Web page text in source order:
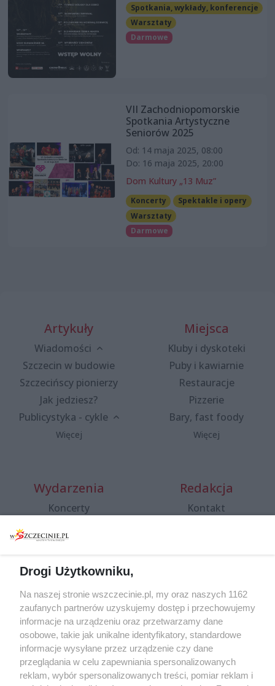
Spotkania, wykłady, konferencje
Warsztaty
Darmowe
VII Zachodniopomorskie
Spotkania Artystyczne
Seniorów 2025
Od: 14 maja 2025, 08:00
Do: 16 maja 2025, 20:00
Dom Kultury „13 Muz”
Koncerty
Spektakle i opery
Warsztaty
Darmowe
Artykuły
Wiadomości
Szczecin w budowie
Szczecińscy pionierzy
Jak jedziesz?
Publicystyka - cykle
Więcej
Miejsca
Kluby i dyskoteki
Puby i kawiarnie
Restauracje
Pizzerie
Bary, fast foody
Więcej
Wydarzenia
Koncerty
Spacery i oprowadzania
targi
Wernisaże
Więcej
Redakcja
Kontakt
Specjalny koncert z okazji
20. urodzin portalu
wSzczecinie.pl
Regulamin konkursów
śniadaniówka "Hej
Szczecin! Jest piątek!"
Drogi Użytkowniku,
Na naszej stronie wszczecinie.pl, my oraz naszych 1162
zaufanych partnerów uzyskujemy dostęp i przechowujemy
informacje na urządzeniu oraz przetwarzamy dane
osobowe, takie jak unikalne identyfikatory, standardowe
informacje wysyłane przez urządzenie czy dane
przeglądania w celu zapewniania spersonalizowanych
reklam, wybór spersonalizowanych treści, pomiar reklam i